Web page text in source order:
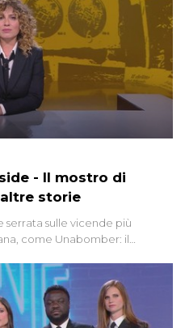
- Il mostro di
storie
sulle vicende più
come Unabomber: il
potrebbe essere ancora in
le zone d'ombra sul Mostro di
ancora oggi avvolte in un
corso dello speciale anche